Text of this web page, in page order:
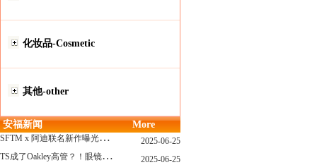
化妆品-Cosmetic
其他-other
安福新闻 More
S
FTM x 阿迪联名新作曝光，「超薄底」风格才是今年最大黑马？ 2025-06-25
T
S成了Oakley高管？！眼镜圈要变天了 2025-06-25